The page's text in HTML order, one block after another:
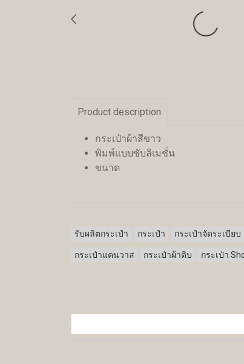
Product description
กระเป๋าผ้าสีขาว
พิมพ์แบบซับลิเมชั่น
ขนาด
รับผลิตกระเป๋า กระเป๋า กระเป๋าจัดระเบียบ
กระเป๋าแคนวาส กระเป๋าผ้าดิบ กระเป๋า